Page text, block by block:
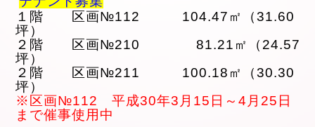
１階 区画№112 104.47㎡（31.60
坪）
２階 区画№210 81.21㎡（24.57
坪）
２階 区画№211 100.18㎡（30.30
坪）
※区画№112 平成30年3月15日～4月25日
まで催事使用中